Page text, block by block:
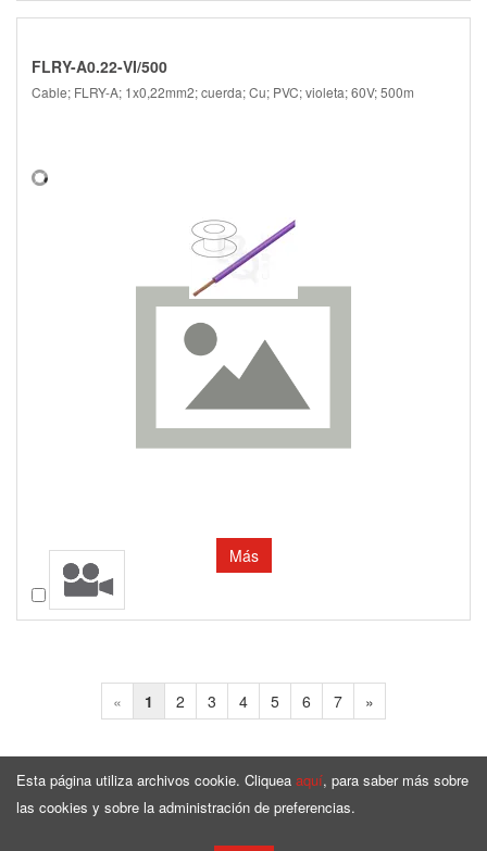
FLRY-A0.22-VI/500
Cable; FLRY-A; 1x0,22mm2; cuerda; Cu; PVC; violeta; 60V; 500m
Más
Comparar
« 1 2 3 4 5 6 7 »
Página de Inicio Surtido
Esta página utiliza archivos cookie. Cliquea aquí, para saber más sobre
las cookies y sobre la administración de preferencias.